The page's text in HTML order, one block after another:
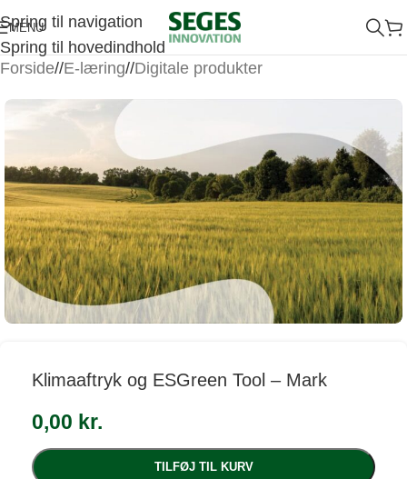
Spring til navigation
Spring til hovedindhold
MENU
Forside/ E-læring/ Digitale produkter
Klimaaftryk og ESGreen Tool – Mark
0,00 kr.
TILFØJ TIL KURV